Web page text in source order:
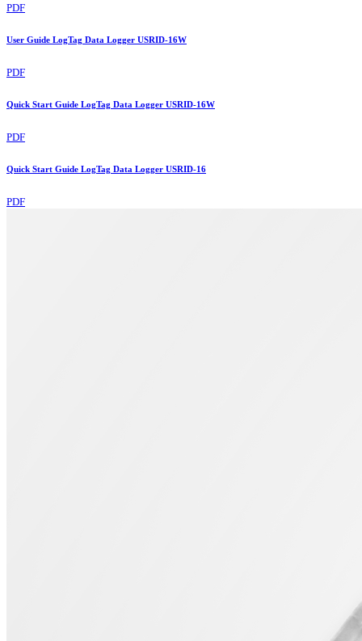
PDF
User Guide LogTag Data Logger USRID-16W
PDF
Quick Start Guide LogTag Data Logger USRID-16W
PDF
Quick Start Guide LogTag Data Logger USRID-16
PDF